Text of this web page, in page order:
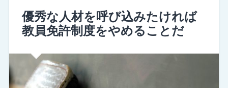
優秀な人材を呼び込みたければ
教員免許制度をやめることだ